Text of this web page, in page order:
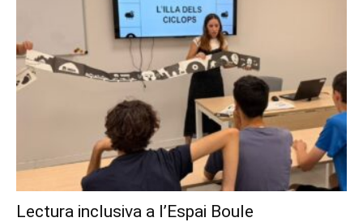
Lectura inclusiva a l’Espai Boule